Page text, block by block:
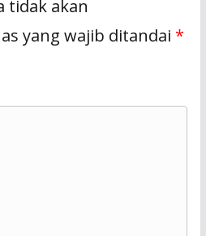
tidak akan
yang wajib ditandai *